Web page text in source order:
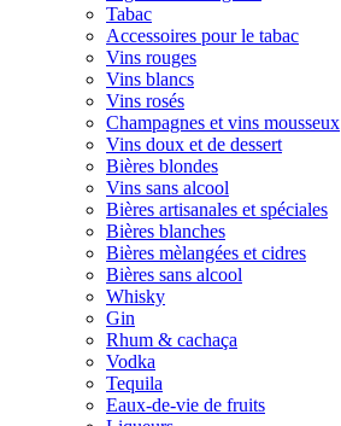
Tabac
Accessoires pour le tabac
Vins rouges
Vins blancs
Vins rosés
Champagnes et vins mousseux
Vins doux et de dessert
Bières blondes
Vins sans alcool
Bières artisanales et spéciales
Bières blanches
Bières mèlangées et cidres
Bières sans alcool
Whisky
Gin
Rhum & cachaça
Vodka
Tequila
Eaux-de-vie de fruits